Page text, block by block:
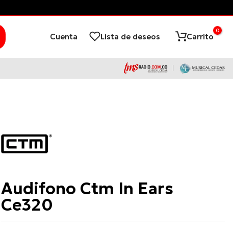
Cuenta Lista de deseos Carrito
0
CTM
Audifono Ctm In Ears
Ce320